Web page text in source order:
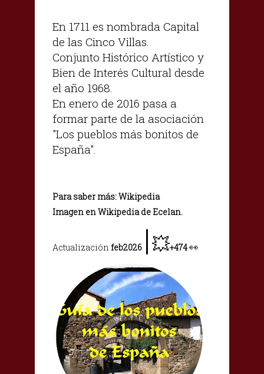
En 1711 es nombrada Capital
de las Cinco Villas.
Conjunto Histórico Artístico y
Bien de Interés Cultural desde
el año 1968.
En enero de 2016 pasa a
formar parte de la asociación
"Los pueblos más bonitos de
España".
Para saber más: Wikipedia
Imagen en Wikipedia de Ecelan.
Actualización feb2026 |💥+474👀